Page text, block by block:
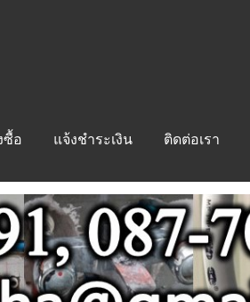
ซื้อ แจ้งชำระเงิน ติดต่อเรา